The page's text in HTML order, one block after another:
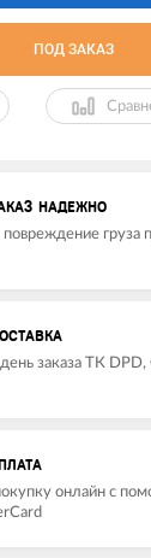
ПОД ЗАКАЗ
НАДЕЖНО
повреждение груза
заказа ТК
онлайн с